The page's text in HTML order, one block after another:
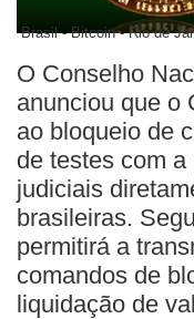
Brasil - Bitcoin - Rio de
O Conselho
anunciou que o
ao bloqueio de
de testes com
judiciais
brasileiras.
permitirá a
comandos de
liquidação de